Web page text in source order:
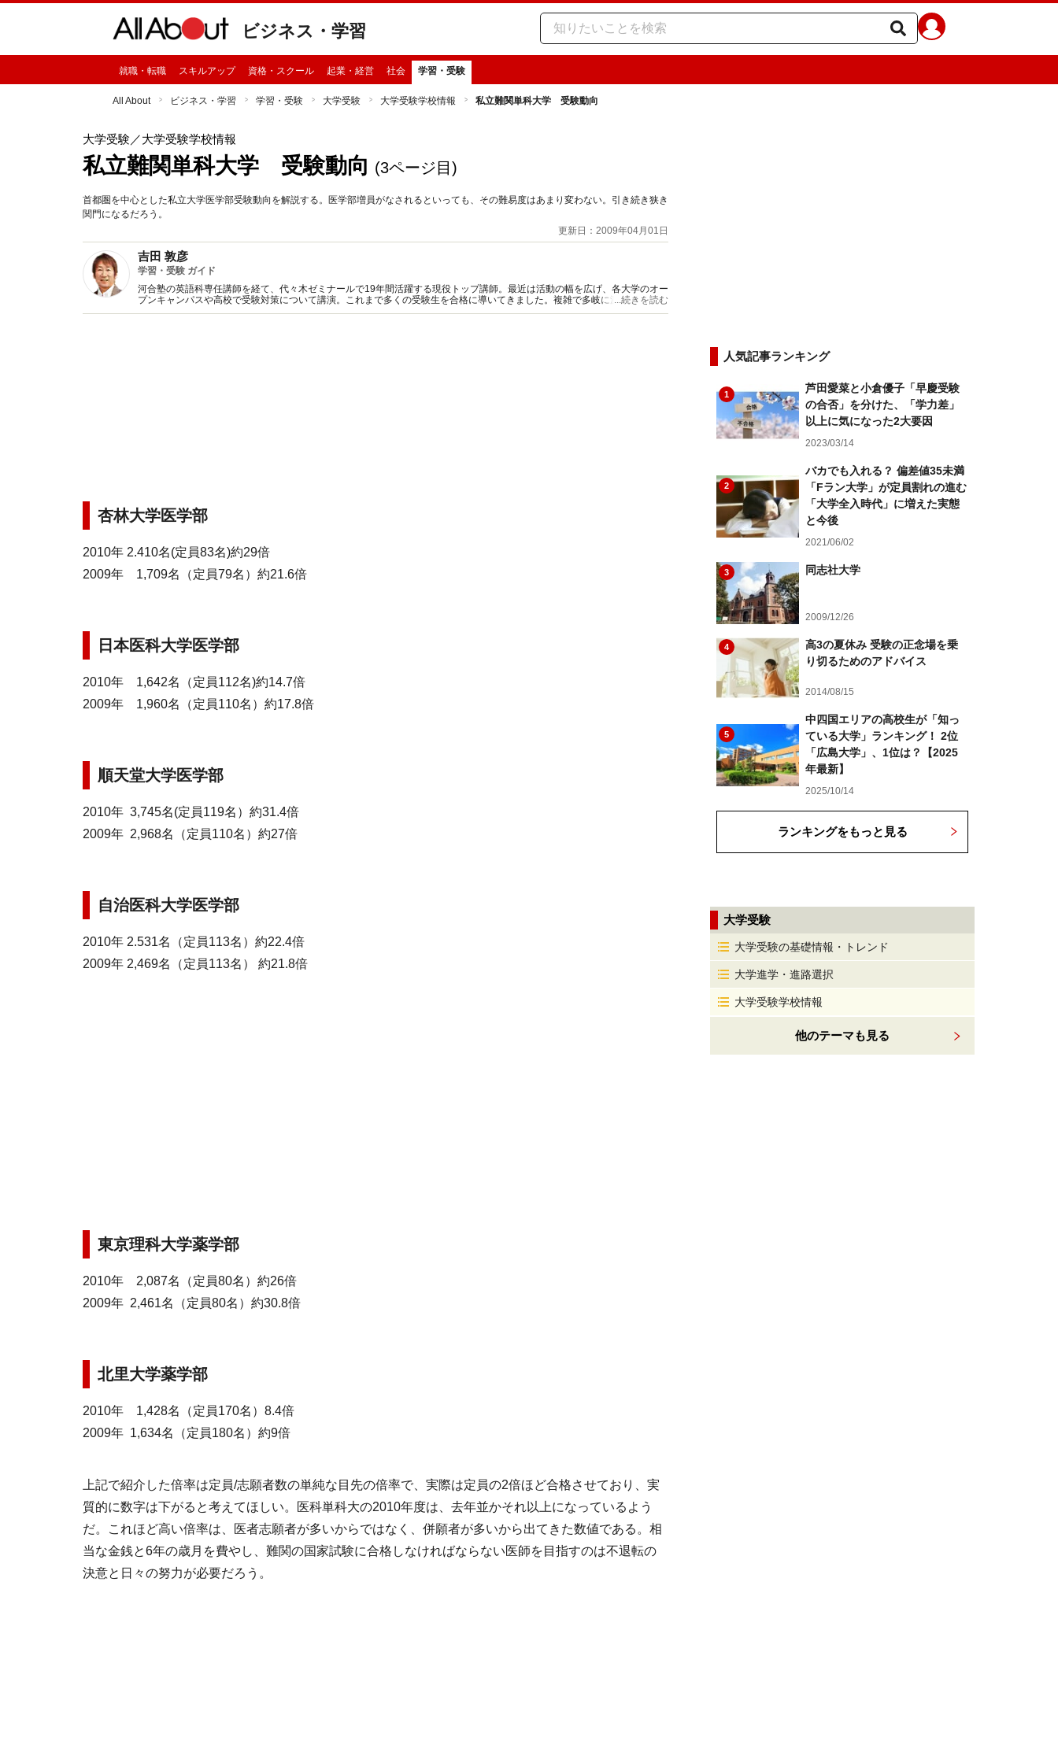
ビジネス・学習
就職・転職 スキルアップ 資格・スクール 起業・経営 社会 学習・受験
All About ビジネス・学習 学習・受験 大学受験 大学受験学校情報 私立難関単科大学 受験動向
大学受験 ／大学受験学校情報
私立難関単科大学 受験動向 (3ページ目)
首都圏を中心とした私立大学医学部受験動向を解説する。医学部増員がなされるといっても、その難易度はあまり変わない。引き続き狭き
関門になるだろう。
更新日：2009年04月01日
吉田 敦彦
学習・受験 ガイド
河合塾の英語科専任講師を経て、代々木ゼミナールで19年間活躍する現役トップ講師。最近は活動の幅を広げ、各大学のオー
プンキャンパスや高校で受験対策について講演。これまで多くの受験生を合格に導いてきました。複雑で多岐に渡る大学入試
の実態をわかりやすく解説し、攻略法をアドバイスします。
...続きを読む
杏林大学医学部
2010年 2.410名(定員83名)約29倍
2009年 1,709名（定員79名）約21.6倍
日本医科大学医学部
2010年 1,642名（定員112名)約14.7倍
2009年 1,960名（定員110名）約17.8倍
順天堂大学医学部
2010年 3,745名(定員119名）約31.4倍
2009年 2,968名（定員110名）約27倍
自治医科大学医学部
2010年 2.531名（定員113名）約22.4倍
2009年 2,469名（定員113名） 約21.8倍
東京理科大学薬学部
2010年 2,087名（定員80名）約26倍
2009年 2,461名（定員80名）約30.8倍
北里大学薬学部
2010年 1,428名（定員170名）8.4倍
2009年 1,634名（定員180名）約9倍
上記で紹介した倍率は定員/志願者数の単純な目先の倍率で、実際は定員の2倍ほど合格させており、実
質的に数字は下がると考えてほしい。医科単科大の2010年度は、去年並かそれ以上になっているよう
だ。これほど高い倍率は、医者志願者が多いからではなく、併願者が多いから出てきた数値である。相
当な金銭と6年の歳月を費やし、難関の国家試験に合格しなければならない医師を目指すのは不退転の
決意と日々の努力が必要だろう。
人気記事ランキング
1
芦田愛菜と小倉優子「早慶受験
の合否」を分けた、「学力差」
以上に気になった2大要因
2023/03/14
2
バカでも入れる？ 偏差値35未満
「Fラン大学」が定員割れの進む
「大学全入時代」に増えた実態
と今後
2021/06/02
3 同志社大学
2009/12/26
4
高3の夏休み 受験の正念場を乗
り切るためのアドバイス
2014/08/15
5
中四国エリアの高校生が「知っ
ている大学」ランキング！ 2位
「広島大学」、1位は？【2025
年最新】
2025/10/14
ランキングをもっと見る
大学受験
大学受験の基礎情報・トレンド
大学進学・進路選択
大学受験学校情報
他のテーマも見る